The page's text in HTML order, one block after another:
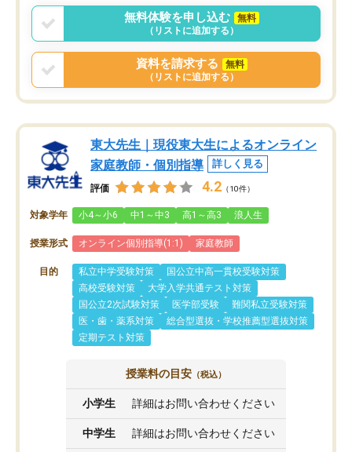
無料体験を申し込む
無料
（リストに追加する）
資料を請求する
無料
（リストに追加する）
東大先生｜現役東大生によるオンライン
家庭教師・個別指導
詳しく見る
評価 4.2 （10件）
対象学年 小4～小6 中1～中3 高1～高3 浪人生
授業形式 オンライン個別指導(1:1) 家庭教師
目的 私立中学受験対策
国公立中高一貫校受験対策
高校受験対策
大学入学共通テスト対策
国公立2次試験対策
医学部受験
難関私立受験対策
医・歯・薬系対策
総合型選抜・学校推薦型選抜対策
定期テスト対策
授業料の目安 （税込）
小学生 詳細はお問い合わせください
中学生 詳細はお問い合わせください